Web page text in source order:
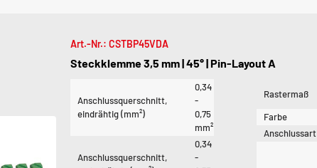
Art.-Nr.: CSTBP45VDA
Steckklemme 3,5 mm | 45° | Pin-Layout A
Anschlussquerschnitt,
eindrähtig (mm²)
0,34
-
0,75
mm²
Anschlussquerschnitt,
0,34
-
Rastermaß
Farbe
Anschlussart